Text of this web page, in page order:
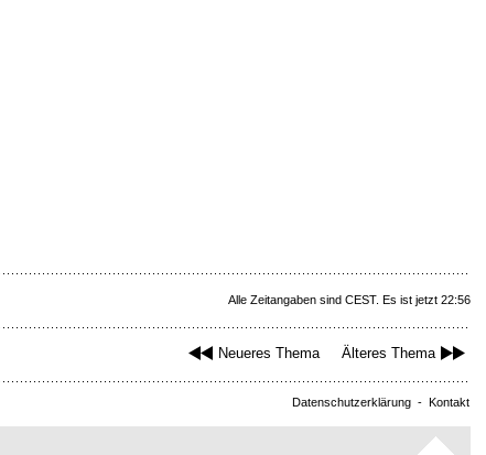
Alle Zeitangaben sind CEST. Es ist jetzt 22:56
Neueres Thema Älteres Thema
Datenschutzerklärung - Kontakt